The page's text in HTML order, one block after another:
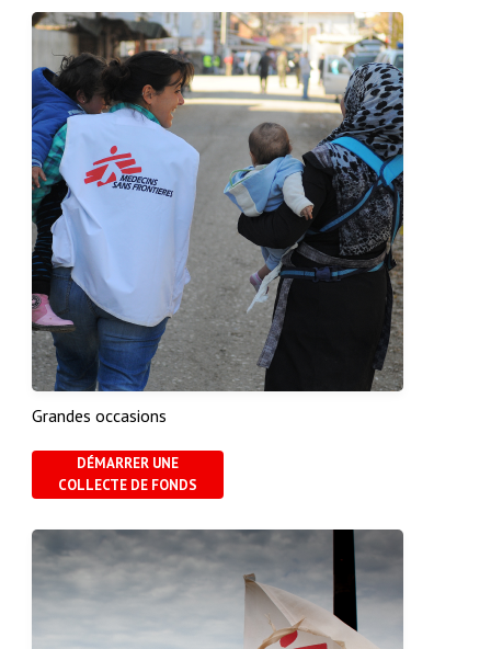
Grandes occasions
DÉMARRER UNE
COLLECTE DE FONDS